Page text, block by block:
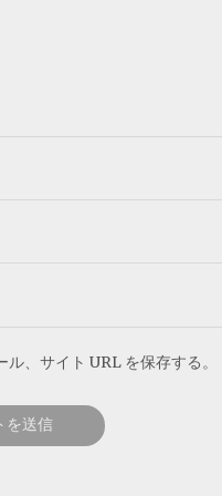
、サイト URL を保存する。